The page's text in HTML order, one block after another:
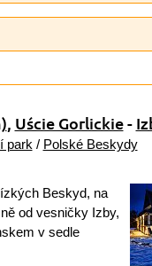
, Uście Gorlickie-
park / Polské Beskydy
Beskyd, na
od vesničky Izby,
v sedle